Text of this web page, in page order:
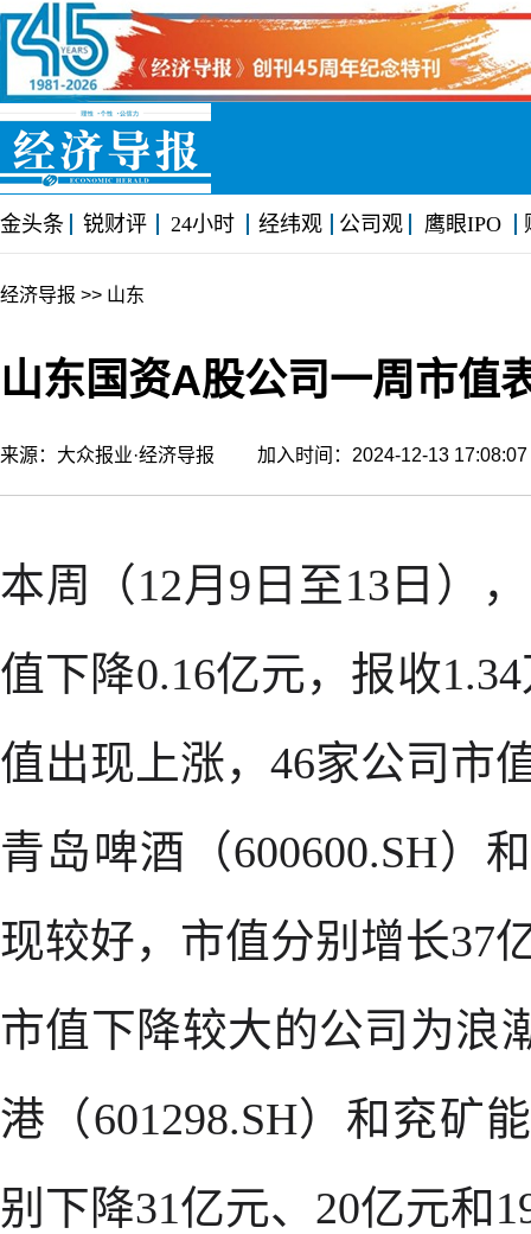
金头条 锐财评 24小时 经纬观 公司观 鹰眼IPO
经济导报 >> 山东
山东国资A股公司一周市值
来源：大众报业·经济导报 加入时间：2024-12-13
本周（12月9日至13日）
值下降0.16亿元，报收
值出现上涨，46家公司市
青岛啤酒（600600.SH）
现较好，市值分别增长37
市值下降较大的公司为浪
港（601298.SH）和兖矿
别下降31亿元、20亿元和